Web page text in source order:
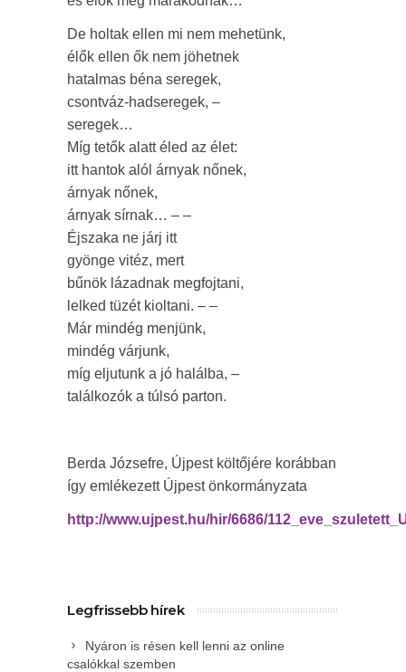
De holtak ellen mi nem mehetünk,
élők ellen ők nem jöhetnek
hatalmas béna seregek,
csontváz-hadseregek, –
seregek…
Míg tetők alatt éled az élet:
itt hantok alól árnyak nőnek,
árnyak nőnek,
árnyak sírnak… – –
Éjszaka ne járj itt
gyönge vitéz, mert
bűnök lázadnak megfojtani,
lelked tüzét kioltani. – –
Már mindég menjünk,
mindég várjunk,
míg eljutunk a jó halálba, –
találkozók a túlsó parton.
Berda Józsefre, Újpest költőjére korábban
így emlékezett Újpest önkormányzata
http://www.ujpest.hu/hir/6686/
Legfrissebb hírek
Nyáron is résen kell lenni az online
csalókkal szemben